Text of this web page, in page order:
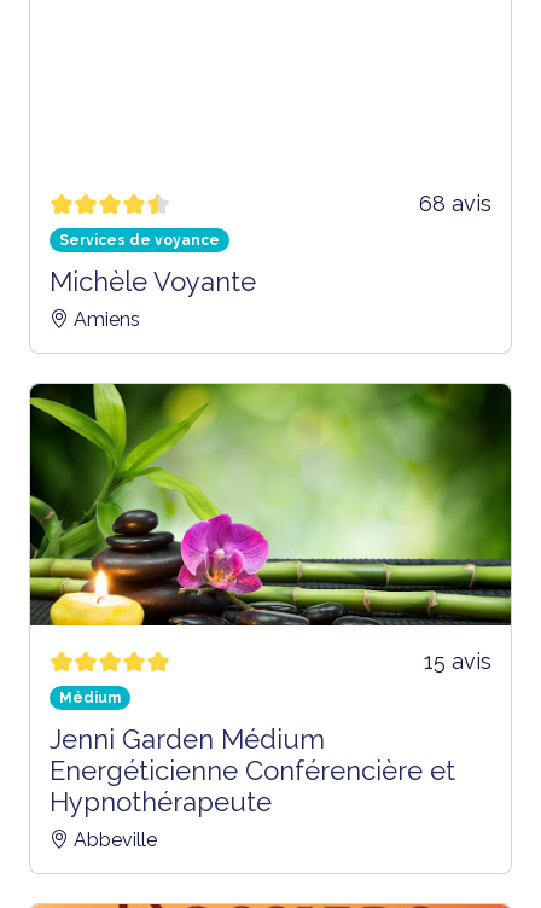
68 avis
Services de voyance
Michèle Voyante
Amiens
15 avis
Médium
Jenni Garden Médium
Energéticienne Conférencière et
Hypnothérapeute
Abbeville